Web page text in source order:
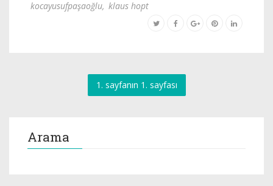
kocayusufpaşaoğlu, klaus hopt
1. sayfanın 1. sayfası
Arama